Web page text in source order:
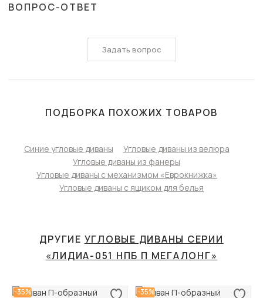
ВОПРОС-ОТВЕТ
Задать вопрос
ПОДБОРКА ПОХОЖИХ ТОВАРОВ
Синие угловые диваны
Угловые диваны из велюра
Угловые диваны из фанеры
Угловые диваны с механизмом «Еврокнижка»
Угловые диваны с ящиком для белья
ДРУГИЕ УГЛОВЫЕ ДИВАНЫ СЕРИИ
«ЛИДИА-051 НПБ П МЕГАЛОНГ»
-35% -35%